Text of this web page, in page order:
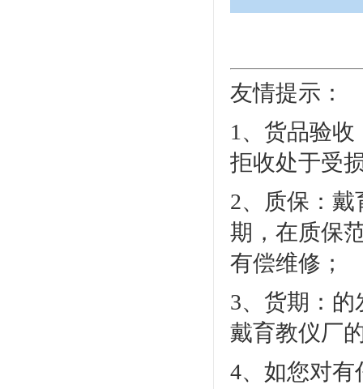
友情提示：
1、货品验
拒收处于受
2、质保：
期，在质保
有偿维修；
3、货期：
戴育教仪厂
4、如您对有